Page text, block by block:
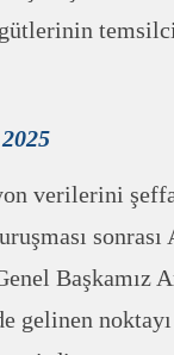
verilerini
Başkamız
gelinen